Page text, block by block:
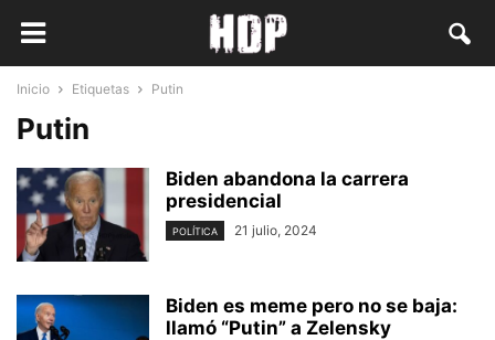
Inicio Etiquetas Putin
Putin
Biden abandona la carrera
presidencial
POLÍTICA 21 julio, 2024
Biden es meme pero no se baja:
llamó “Putin” a Zelensky